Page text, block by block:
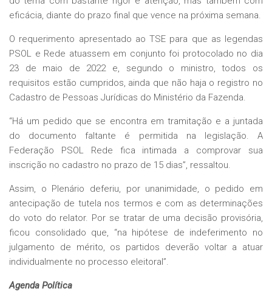
eficácia, diante do prazo final que vence na próxima semana.
O requerimento apresentado ao TSE para que as legendas
PSOL e Rede atuassem em conjunto foi protocolado no dia
23 de maio de 2022 e, segundo o ministro, todos os
requisitos estão cumpridos, ainda que não haja o registro no
Cadastro de Pessoas Jurídicas do Ministério da Fazenda.
“Há um pedido que se encontra em tramitação e a juntada
do documento faltante é permitida na legislação. A
Federação PSOL Rede fica intimada a comprovar sua
inscrição no cadastro no prazo de 15 dias”, ressaltou.
Assim, o Plenário deferiu, por unanimidade, o pedido em
antecipação de tutela nos termos e com as determinações
do voto do relator. Por se tratar de uma decisão provisória,
ficou consolidado que, “na hipótese de indeferimento no
julgamento de mérito, os partidos deverão voltar a atuar
individualmente no processo eleitoral”.
Agenda Política